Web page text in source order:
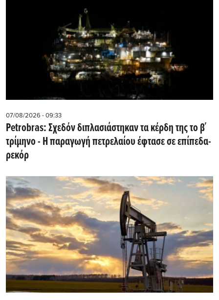
07/08/2026 - 09:33
Petrobras: Σχεδόν διπλασιάστηκαν τα κέρδη της το β΄
τρίμηνο - Η παραγωγή πετρελαίου έφτασε σε επίπεδα-
ρεκόρ